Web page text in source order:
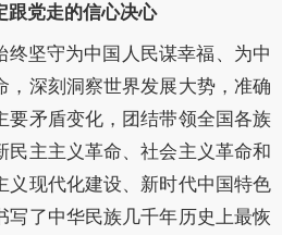
跟党走的信心决心
终坚守为中国人民谋幸福、为中
，深刻洞察世界发展大势，准确
要矛盾变化，团结带领全国各族
民主主义革命、社会主义革命和
义现代化建设、新时代中国特色
写了中华民族几千年历史上最恢